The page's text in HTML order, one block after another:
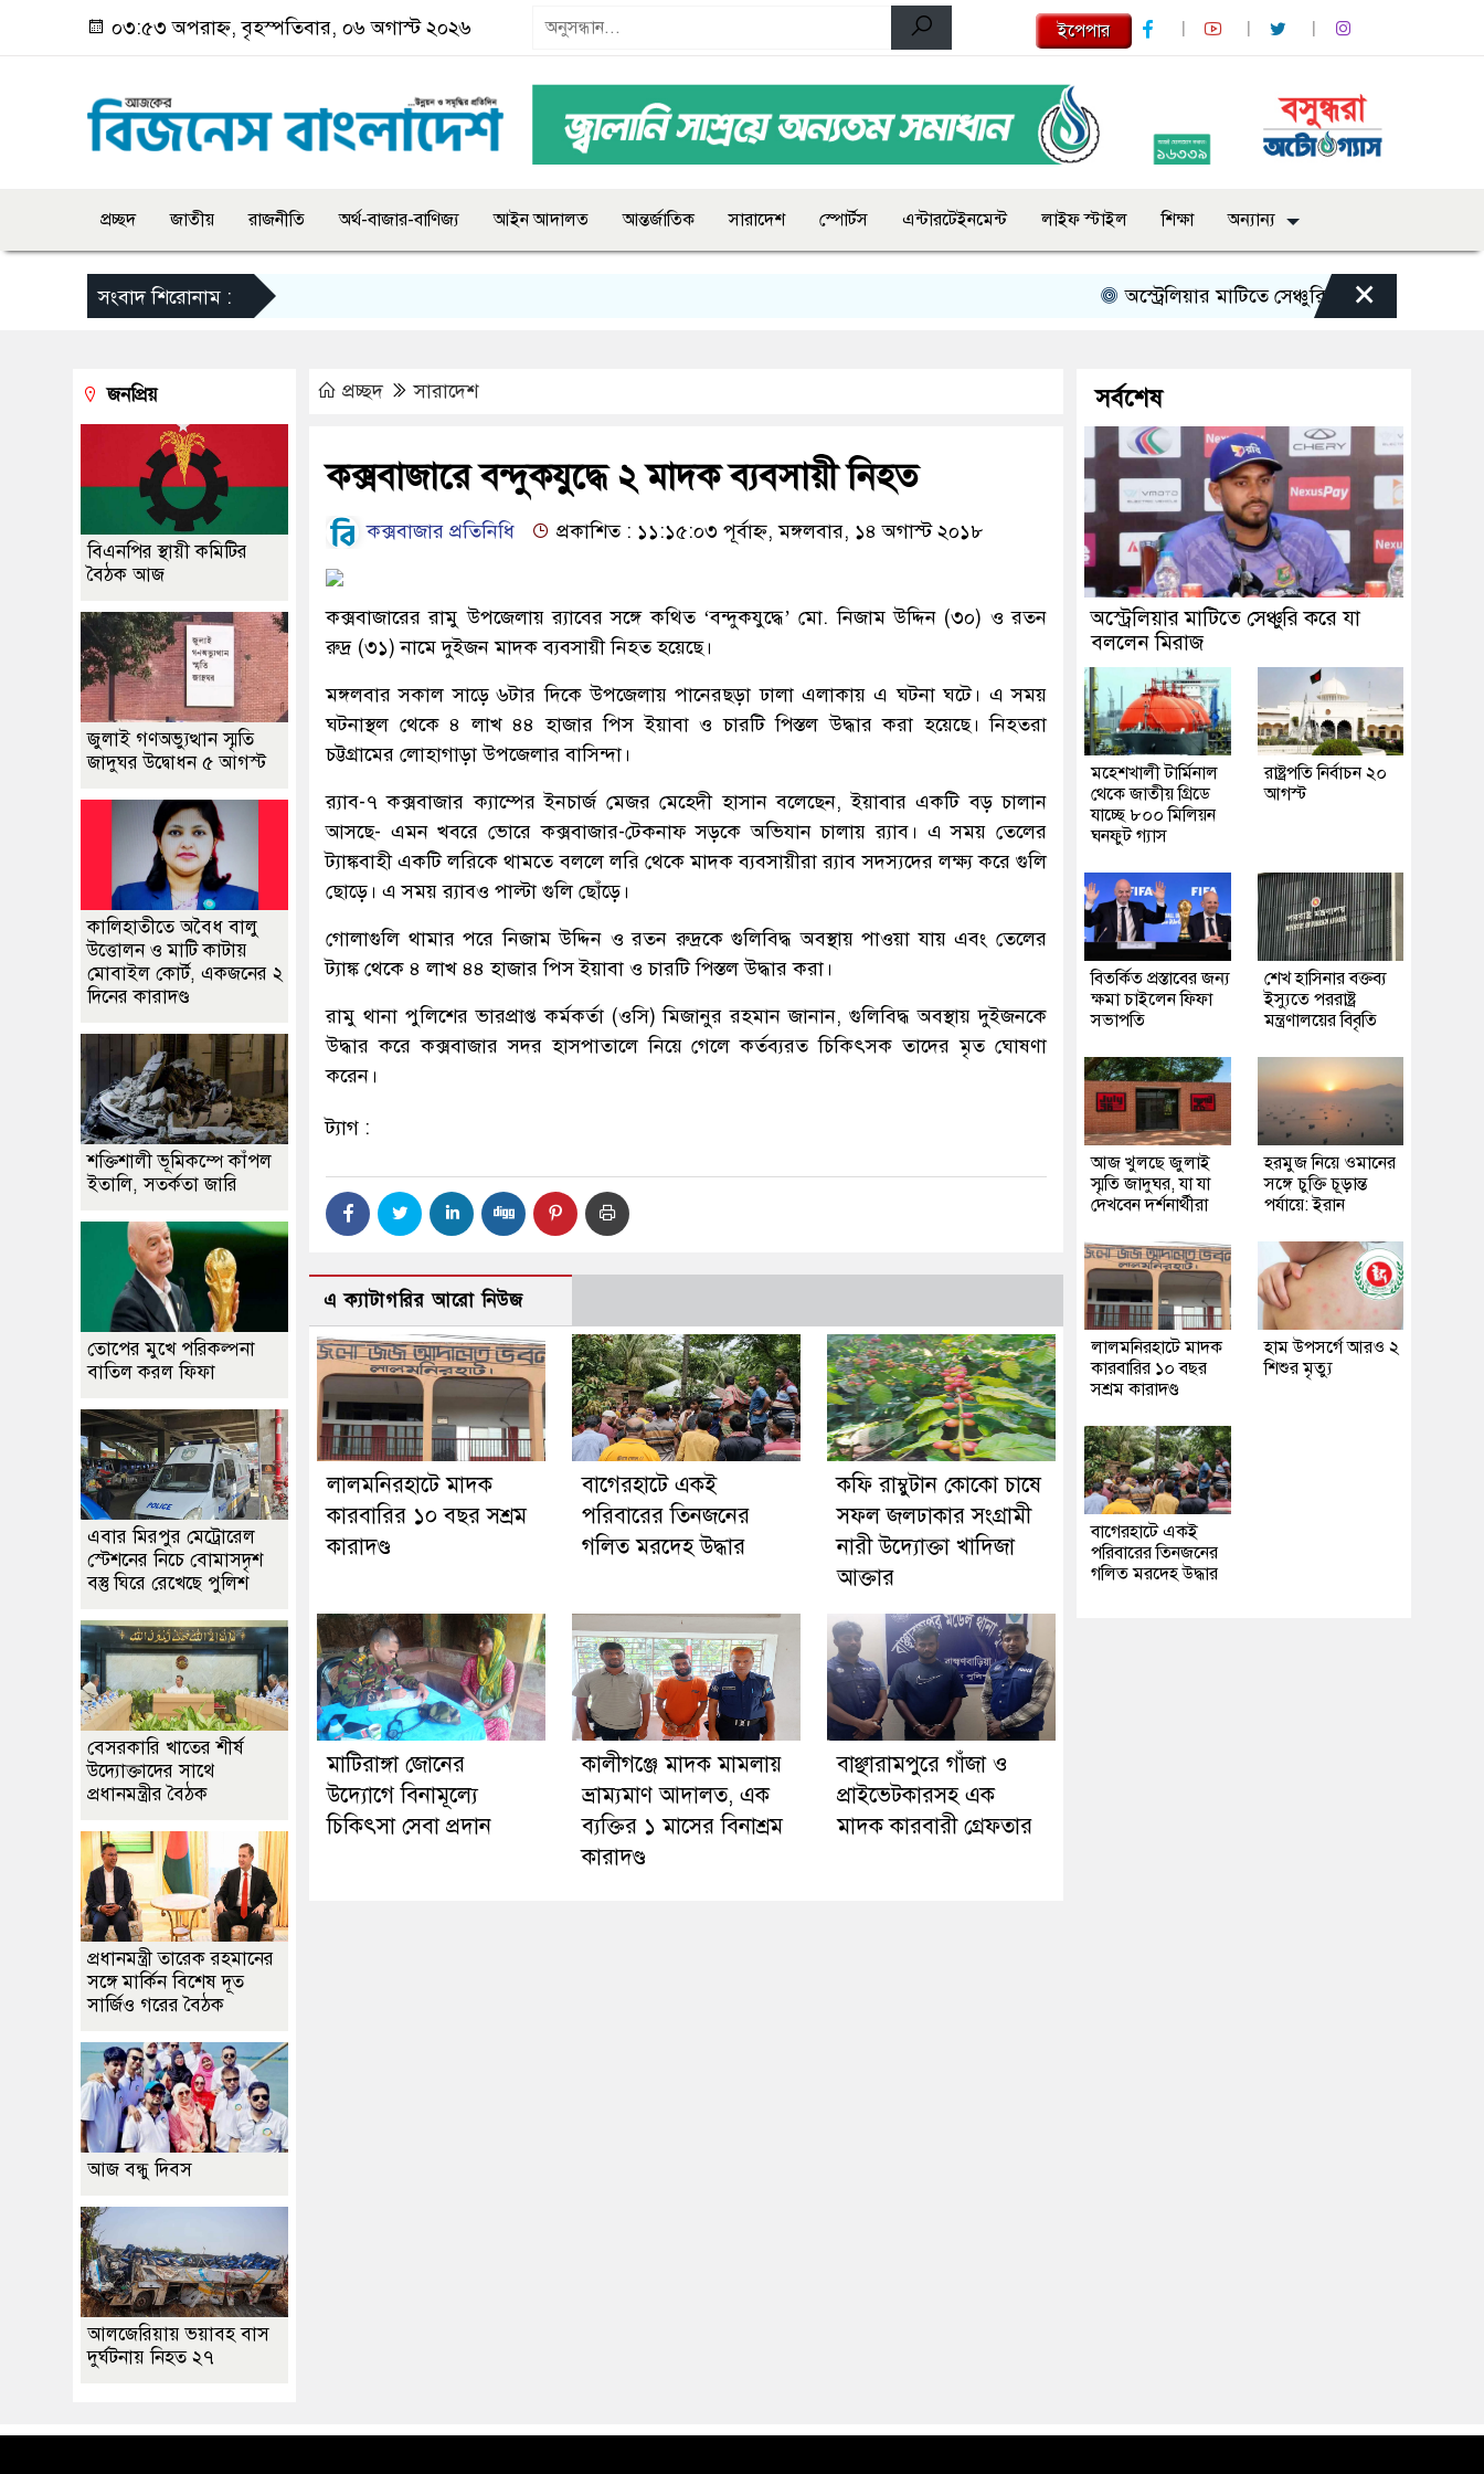
০৩:৫৩ অপরাহ্ন, বৃহস্পতিবার, ০৬ অগাস্ট ২০২৬ ইপেপার
প্রচ্ছদ জাতীয় রাজনীতি অর্থ-বাজার-বাণিজ্য আইন আদালত আন্তর্জাতিক সারাদেশ স্পোর্টস এন্টারটেইনমেন্ট লাইফ স্টাইল শিক্ষা অন্যান্য
সংবাদ শিরোনাম : অস্ট্রেলিয়ার মাটিতে সেঞ্চুরি করে যা বললেন মিরাজ
×
প্রচ্ছদ সারাদেশ
কক্সবাজারে বন্দুকযুদ্ধে ২ মাদক ব্যবসায়ী নিহত
কক্সবাজার প্রতিনিধি প্রকাশিত : ১১:১৫:০৩ পূর্বাহ্ন, মঙ্গলবার, ১৪ অগাস্ট ২০১৮
কক্সবাজারের রামু উপজেলায় র‌্যাবের সঙ্গে কথিত ‘বন্দুকযুদ্ধে’ মো. নিজাম উদ্দিন (৩০) ও রতন
রুদ্র (৩১) নামে দুইজন মাদক ব্যবসায়ী নিহত হয়েছে।
মঙ্গলবার সকাল সাড়ে ৬টার দিকে উপজেলায় পানেরছড়া ঢালা এলাকায় এ ঘটনা ঘটে। এ সময়
ঘটনাস্থল থেকে ৪ লাখ ৪৪ হাজার পিস ইয়াবা ও চারটি পিস্তল উদ্ধার করা হয়েছে। নিহতরা
চট্টগ্রামের লোহাগাড়া উপজেলার বাসিন্দা।
র‌্যাব-৭ কক্সবাজার ক্যাম্পের ইনচার্জ মেজর মেহেদী হাসান বলেছেন, ইয়াবার একটি বড় চালান
আসছে- এমন খবরে ভোরে কক্সবাজার-টেকনাফ সড়কে অভিযান চালায় র‌্যাব। এ সময় তেলের
ট্যাঙ্কবাহী একটি লরিকে থামতে বললে লরি থেকে মাদক ব্যবসায়ীরা র‌্যাব সদস্যদের লক্ষ্য করে গুলি
ছোড়ে। এ সময় র‌্যাবও পাল্টা গুলি ছোঁড়ে।
গোলাগুলি থামার পরে নিজাম উদ্দিন ও রতন রুদ্রকে গুলিবিদ্ধ অবস্থায় পাওয়া যায় এবং তেলের
ট্যাঙ্ক থেকে ৪ লাখ ৪৪ হাজার পিস ইয়াবা ও চারটি পিস্তল উদ্ধার করা।
রামু থানা পুলিশের ভারপ্রাপ্ত কর্মকর্তা (ওসি) মিজানুর রহমান জানান, গুলিবিদ্ধ অবস্থায় দুইজনকে
উদ্ধার করে কক্সবাজার সদর হাসপাতালে নিয়ে গেলে কর্তব্যরত চিকিৎসক তাদের মৃত ঘোষণা
করেন।
ট্যাগ :
এ ক্যাটাগরির আরো নিউজ
লালমনিরহাটে মাদক
কারবারির ১০ বছর সশ্রম
কারাদণ্ড
‎বাগেরহাটে একই
পরিবারের তিনজনের
গলিত মরদেহ উদ্ধার
কফি রাম্বুটান কোকো চাষে
সফল জলঢাকার সংগ্রামী
নারী উদ্যোক্তা খাদিজা
আক্তার
মাটিরাঙ্গা জোনের
উদ্যোগে বিনামূল্যে
চিকিৎসা সেবা প্রদান
কালীগঞ্জে মাদক মামলায়
ভ্রাম্যমাণ আদালত, এক
ব্যক্তির ১ মাসের বিনাশ্রম
কারাদণ্ড
বাঞ্ছারামপুরে গাঁজা ও
প্রাইভেটকারসহ এক
মাদক কারবারী গ্রেফতার
জনপ্রিয়
বিএনপির স্থায়ী কমিটির
বৈঠক আজ
জুলাই গণঅভ্যুত্থান স্মৃতি
জাদুঘর উদ্বোধন ৫ আগস্ট
কালিহাতীতে অবৈধ বালু
উত্তোলন ও মাটি কাটায়
মোবাইল কোর্ট, একজনের ২
দিনের কারাদণ্ড
শক্তিশালী ভূমিকম্পে কাঁপল
ইতালি, সতর্কতা জারি
তোপের মুখে পরিকল্পনা
বাতিল করল ফিফা
এবার মিরপুর মেট্রোরেল
স্টেশনের নিচে বোমাসদৃশ
বস্তু ঘিরে রেখেছে পুলিশ
বেসরকারি খাতের শীর্ষ
উদ্যোক্তাদের সাথে
প্রধানমন্ত্রীর বৈঠক
প্রধানমন্ত্রী তারেক রহমানের
সঙ্গে মার্কিন বিশেষ দূত
সার্জিও গরের বৈঠক
আজ বন্ধু দিবস
আলজেরিয়ায় ভয়াবহ বাস
দুর্ঘটনায় নিহত ২৭
সর্বশেষ
অস্ট্রেলিয়ার মাটিতে সেঞ্চুরি করে যা
বললেন মিরাজ
মহেশখালী টার্মিনাল
থেকে জাতীয় গ্রিডে
যাচ্ছে ৮০০ মিলিয়ন
ঘনফুট গ্যাস
রাষ্ট্রপতি নির্বাচন ২০
আগস্ট
বিতর্কিত প্রস্তাবের জন্য
ক্ষমা চাইলেন ফিফা
সভাপতি
শেখ হাসিনার বক্তব্য
ইস্যুতে পররাষ্ট্র
মন্ত্রণালয়ের বিবৃতি
আজ খুলছে জুলাই
স্মৃতি জাদুঘর, যা যা
দেখবেন দর্শনার্থীরা
হরমুজ নিয়ে ওমানের
সঙ্গে চুক্তি চূড়ান্ত
পর্যায়ে: ইরান
লালমনিরহাটে মাদক
কারবারির ১০ বছর
সশ্রম কারাদণ্ড
হাম উপসর্গে আরও ২
শিশুর মৃত্যু
‎বাগেরহাটে একই
পরিবারের তিনজনের
গলিত মরদেহ উদ্ধার